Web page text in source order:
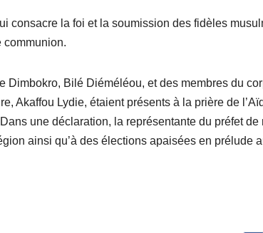
consacre la foi et la soumission des fidèles
communion.
Dimbokro, Bilé Diéméléou, et des membres du
Akaffou Lydie, étaient présents à la prière de
une déclaration, la représentante du préfet
ainsi qu’à des élections apaisées en prélude